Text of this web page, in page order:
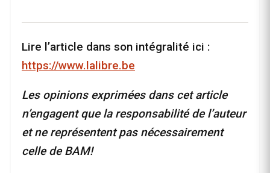
Lire l’article dans son intégralité ici :
https://www.lalibre.be
Les opinions exprimées dans cet article
n’engagent que la responsabilité de l’auteur
et ne représentent pas nécessairement
celle de BAM!